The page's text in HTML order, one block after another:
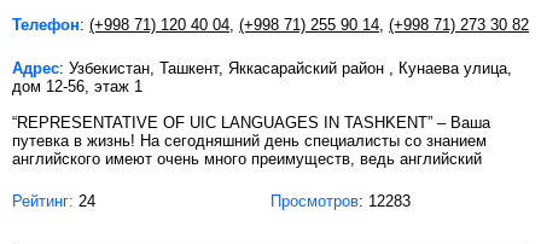
Телефон: (+998 71) 120 40 04 (+998 71) 255 90 14 (+998 71) 273 30 82
Адрес: Узбекистан, Ташкент, Яккасарайский район , Кунаева улица,
дом 12-56, этаж 1
“REPRESENTATIVE OF UIC LANGUAGES IN TASHKENT” – Ваша
путевка в жизнь! На сегодняшний день специалисты со знанием
английского имеют очень много преимуществ, ведь английский
Рейтинг: 24 Просмотров: 12283